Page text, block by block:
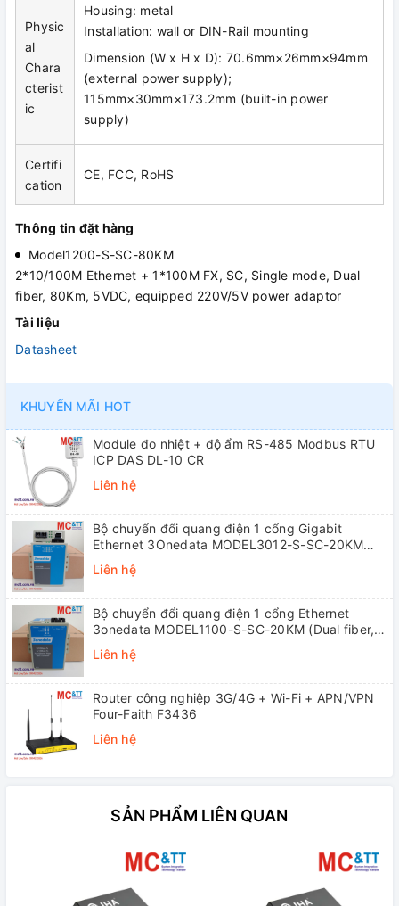
Physic
al
Chara
cterist
ic
Housing: metal
Installation: wall or DIN-Rail mounting
Dimension (W x H x D): 70.6mm×26mm×94mm
(external power supply);
115mm×30mm×173.2mm (built-in power
supply)
Certifi
cation
CE, FCC, RoHS
Thông tin đặt hàng
Model1200-S-SC-80KM
2*10/100M Ethernet + 1*100M FX, SC, Single mode, Dual
fiber, 80Km, 5VDC, equipped 220V/5V power adaptor
Tài liệu
Datasheet
KHUYẾN MÃI HOT
Module đo nhiệt + độ ẩm RS-485 Modbus RTU
ICP DAS DL-10 CR
Liên hệ
Bộ chuyển đổi quang điện 1 cổng Gigabit
Ethernet 3Onedata MODEL3012-S-SC-20KM
Liên hệ
Bộ chuyển đổi quang điện 1 cổng Ethernet
3onedata MODEL1100-S-SC-20KM (Dual fiber,
Liên hệ
Router công nghiệp 3G/4G + Wi-Fi + APN/VPN
Four-Faith F3436
Liên hệ
SẢN PHẨM LIÊN QUAN